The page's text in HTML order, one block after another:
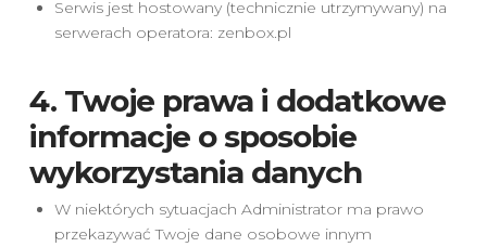
Serwis jest hostowany (technicznie utrzymywany) na
serwerach operatora: zenbox.pl
4. Twoje prawa i dodatkowe
informacje o sposobie
wykorzystania danych
W niektórych sytuacjach Administrator ma prawo
przekazywać Twoje dane osobowe innym